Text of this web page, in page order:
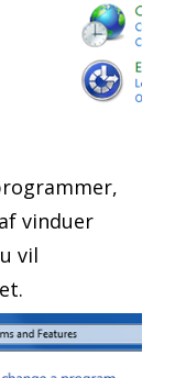
vinduer
vil